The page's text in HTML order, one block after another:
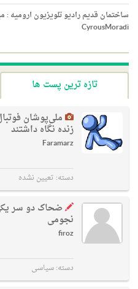
ساختمان قدیم رادیو تلویزیون ارومیه
CyrousMoradi
تازه ترین پست ها
ملی‌پوشان
زنده نگاه داشتند
Faramarz
دسته: تعیین نشده
ضحاک دو سر
نجومی
firoz
دسته:سیاسی